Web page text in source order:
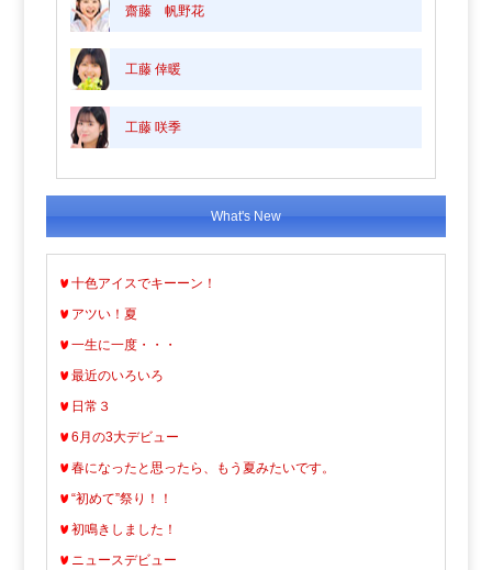
齋藤 帆野花
工藤 倖暖
工藤 咲季
What's New
十色アイスでキーーン！
アツい！夏
一生に一度・・・
最近のいろいろ
日常３
6月の3大デビュー
春になったと思ったら、もう夏みたいです。
“初めて”祭り！！
初鳴きしました！
ニュースデビュー